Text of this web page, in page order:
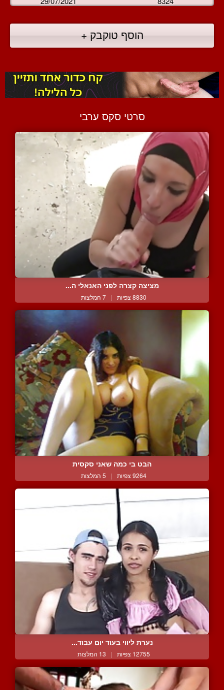
הוסף טוקבק +
סרטי סקס ערבי
מציצה קצרה לפני האנאלי ה...
8830 צפיות | 7 המלצות
הבט בי כמה שאני סקסית
9264 צפיות | 5 המלצות
נערת ליווי בעוד יום עבוד...
12755 צפיות | 13 המלצות